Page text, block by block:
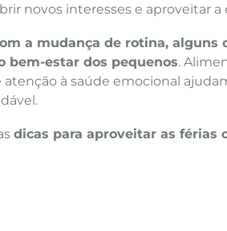
novos interesses e aproveitar
a mudança de rotina,
bem-estar dos pequenos.
à saúde emocional
dicas para aproveitar as férias